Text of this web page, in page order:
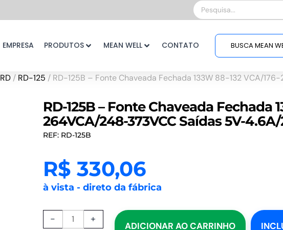
Pesquisar
...
EMPRESA PRODUTOS MEAN WELL CONTATO BUSCA MEAN
RD / RD-125 / RD-125B – Fonte Chaveada Fechada 133W 88-132 VCA/
RD-125B – Fonte Chaveada Fechada
264VCA/248-373VCC Saídas 5V-
REF: RD-125B
R$ 330,06
à vista - direto da fábrica
- +
ADICIONAR AO CARRINHO